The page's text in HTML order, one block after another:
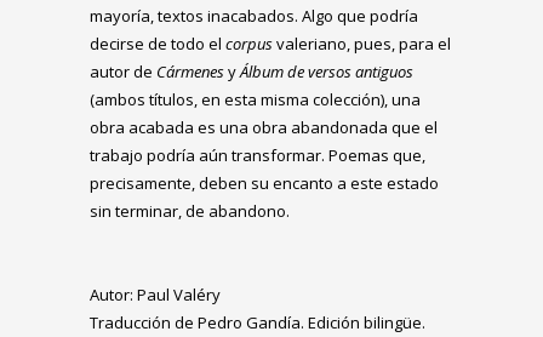
mayoría, textos inacabados. Algo que podría
decirse de todo el corpusvaleriano, pues, para el
autor de CármenesyÁlbum de versos antiguos
(ambos títulos, en esta misma colección), una
obra acabada es una obra abandonada que el
trabajo podría aún transformar. Poemas que,
precisamente, deben su encanto a este estado
sin terminar, de abandono.
Autor: Paul Valéry
Traducción de Pedro Gandía. Edición bilingüe.